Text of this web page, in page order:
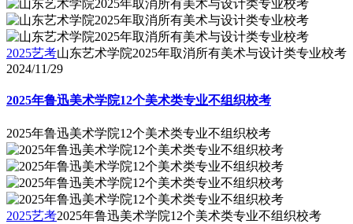
2025艺考山东艺术学院2025年取消所有美术与设计类专业校考
2024/11/29
2025年鲁迅美术学院12个美术类专业不组织校考
2025年鲁迅美术学院12个美术类专业不组织校考
2025艺考2025年鲁迅美术学院12个美术类专业不组织校考